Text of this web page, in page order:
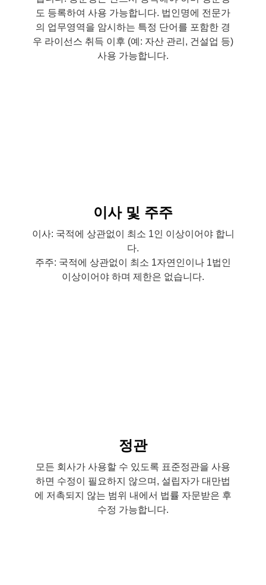
도 등록하여 사용 가능합니다. 법인명에 전문가
의 업무영역을 암시하는 특정 단어를 포함한 경
우 라이선스 취득 이후 (예: 자산 관리, 건설업 등)
사용 가능합니다.
이사 및 주주
이사: 국적에 상관없이 최소 1인 이상이어야 합니
다.
주주: 국적에 상관없이 최소 1자연인이나 1법인
이상이어야 하며 제한은 없습니다.
정관
모든 회사가 사용할 수 있도록 표준정관을 사용
하면 수정이 필요하지 않으며, 설립자가 대만법
에 저촉되지 않는 범위 내에서 법률 자문받은 후
수정 가능합니다.